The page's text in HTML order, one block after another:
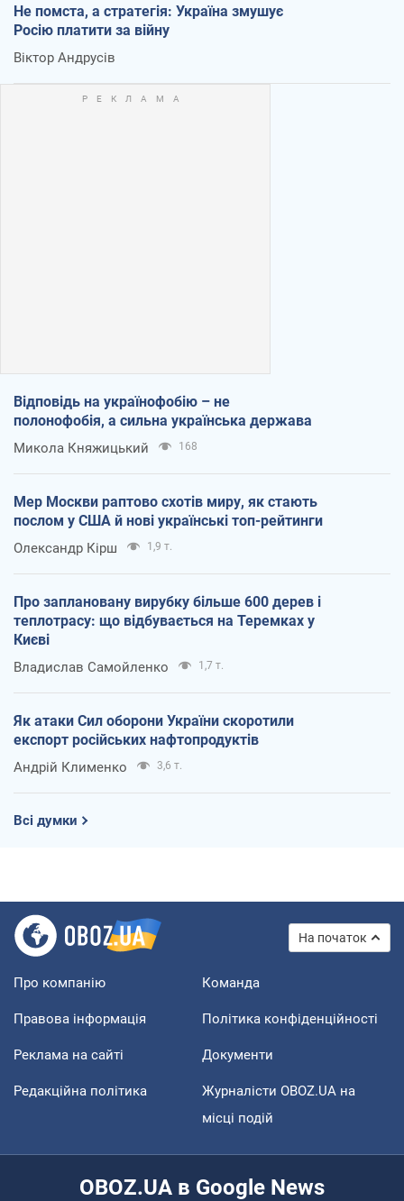
Не помста, а стратегія: Україна змушує
Росію платити за війну
Віктор Андрусів
Відповідь на українофобію – не
полонофобія, а сильна українська держава
Микола Княжицький 168
Мер Москви раптово схотів миру, як стають
послом у США й нові українські топ-рейтинги
Олександр Кірш 1,9 т.
Про заплановану вирубку більше 600 дерев і
теплотрасу: що відбувається на Теремках у
Києві
Владислав Самойленко 1,7 т.
Як атаки Сил оборони України скоротили
експорт російських нафтопродуктів
Андрій Клименко 3,6 т.
Всі думки
На початок
Про компанію Команда
Правова інформація Політика конфіденційності
Реклама на сайті Документи
Редакційна політика
Журналісти OBOZ.UA на
місці подій
OBOZ.UA в Google News